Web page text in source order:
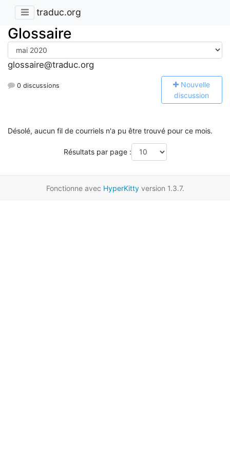
traduc.org
Glossaire
glossaire@traduc.org
0 discussions Nouvelle
discussion
Désolé, aucun fil de courriels n'a pu être trouvé pour ce mois.
Résultats par page :
Fonctionne avec HyperKittyversion 1.3.7.